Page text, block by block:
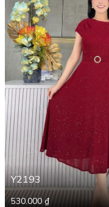
530.000 ₫
Y2193